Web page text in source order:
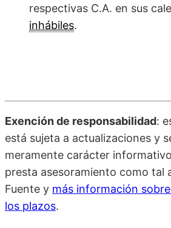
respectivas C.A. en sus
inhábiles.
Exención de responsabilidad:
está sujeta a actualizaciones y
meramente carácter
presta asesoramiento como tal
Fuente y más información
los plazos.